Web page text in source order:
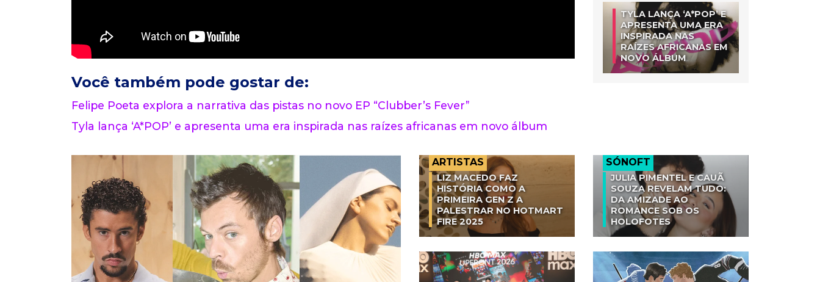
Você também pode gostar de:
Felipe Poeta explora a narrativa das pistas no novo EP “Clubber’s Fever”
Tyla lança ‘A*POP’ e apresenta uma era inspirada nas raízes africanas em novo álbum
TYLA LANÇA ‘A*POP’ E
APRESENTA UMA ERA
INSPIRADA NAS
RAÍZES AFRICANAS EM
NOVO ÁLBUM
ARTISTAS
LIZ MACEDO FAZ
HISTÓRIA COMO A
PRIMEIRA GEN Z A
PALESTRAR NO HOTMART
FIRE 2025
SÓNOFT
JULIA PIMENTEL E CAUÃ
SOUZA REVELAM TUDO:
DA AMIZADE AO
ROMANCE SOB OS
HOLOFOTES